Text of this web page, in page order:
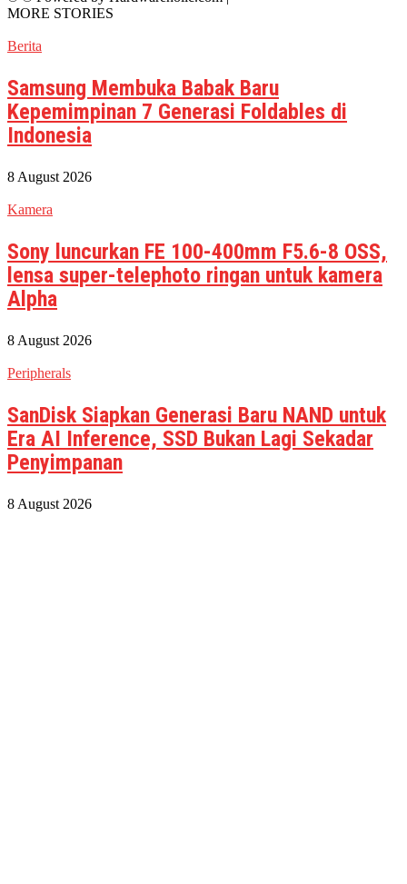
MORE STORIES
Berita
Samsung Membuka Babak Baru
Kepemimpinan 7 Generasi Foldables di
Indonesia
8 August 2026
Kamera
Sony luncurkan FE 100-400mm F5.6-8 OSS,
lensa super-telephoto ringan untuk kamera
Alpha
8 August 2026
Peripherals
SanDisk Siapkan Generasi Baru NAND untuk
Era AI Inference, SSD Bukan Lagi Sekadar
Penyimpanan
8 August 2026